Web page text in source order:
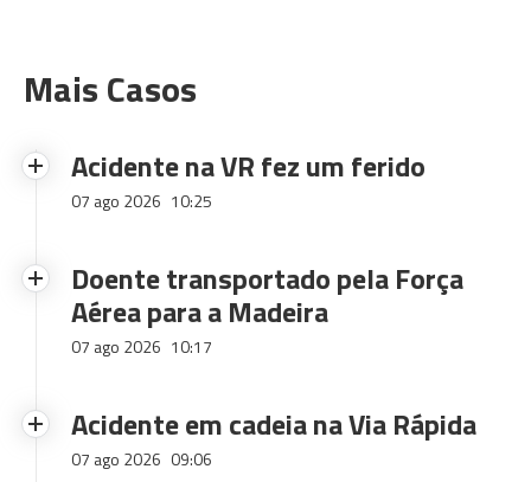
Mais Casos
Acidente na VR fez um ferido
07 ago 2026 10:25
Doente transportado pela Força
Aérea para a Madeira
07 ago 2026 10:17
Acidente em cadeia na Via Rápida
07 ago 2026 09:06